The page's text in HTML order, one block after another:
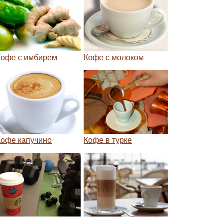
с имбирем Кофе с молоком
капучино Кофе в турке